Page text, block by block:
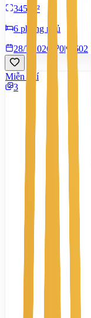
345 m²
6 phòng ngủ
28/7/2026
0| 602
Miễn phí
3